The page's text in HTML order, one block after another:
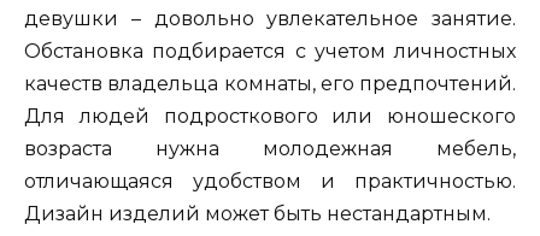
девушки – довольно увлекательное занятие.
Обстановка подбирается с учетом личностных
качеств владельца комнаты, его предпочтений.
Для людей подросткового или юношеского
возраста нужна молодежная мебель,
отличающаяся удобством и практичностью.
Дизайн изделий может быть нестандартным.